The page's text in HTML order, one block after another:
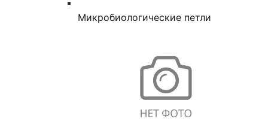
Микробиологические петли